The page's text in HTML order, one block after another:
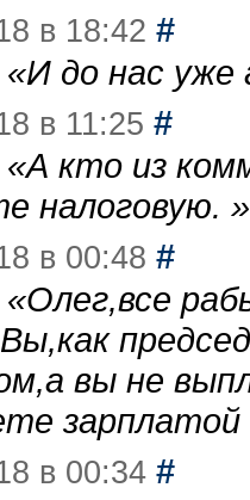
в 18:42 #
«И до нас уже
в 11:25 #
«А кто из
налоговую. »
в 00:48 #
«Олег,все
вы не
в 00:34 #